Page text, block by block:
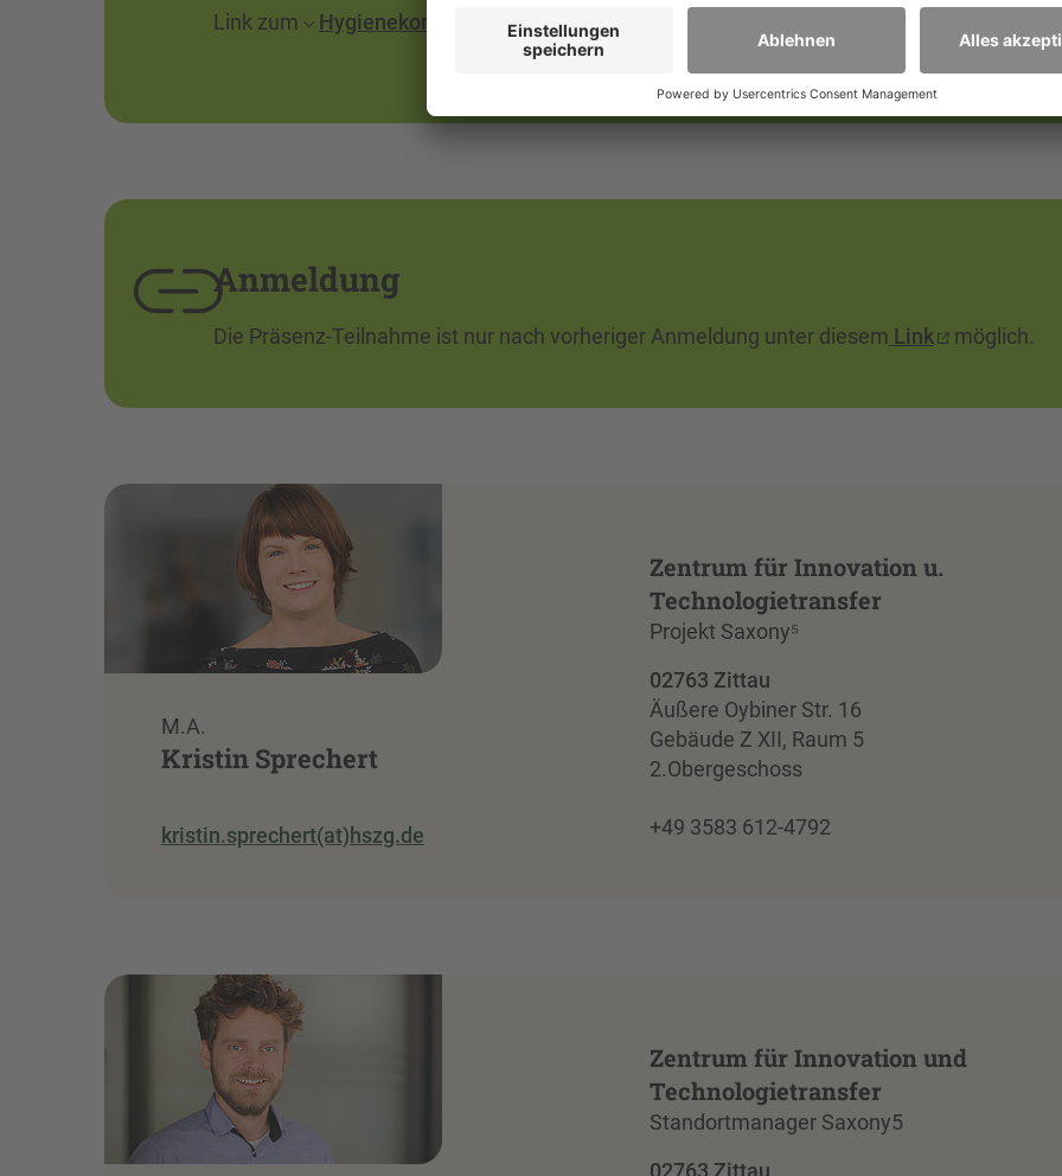
Link zum Hygienekonzept
Anmeldung
Die Präsenz-Teilnahme ist nur nach vorheriger Anmeldung unter diesem Link möglich.
M.A.
Kristin Sprechert
kristin.sprechert(at)hszg.de
Zentrum für Innovation u.
Technologietransfer
Projekt Saxony⁵
02763 Zittau
Äußere Oybiner Str. 16
Gebäude Z XII, Raum 5
2.Obergeschoss
+49 3583 612-4792
Zentrum für Innovation und
Technologietransfer
Standortmanager Saxony5
02763 Zittau